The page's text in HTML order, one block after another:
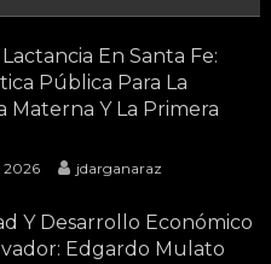
En Santa Fe:
Pública Para La
Materna Y La Primera
2026 jdarganaraz
Y Desarrollo Económico
Edgardo Mulato